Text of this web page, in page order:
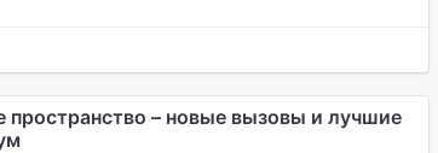
– новые вызовы и лучшие